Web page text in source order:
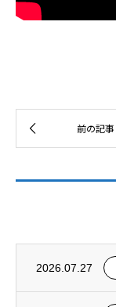
2026.07.27